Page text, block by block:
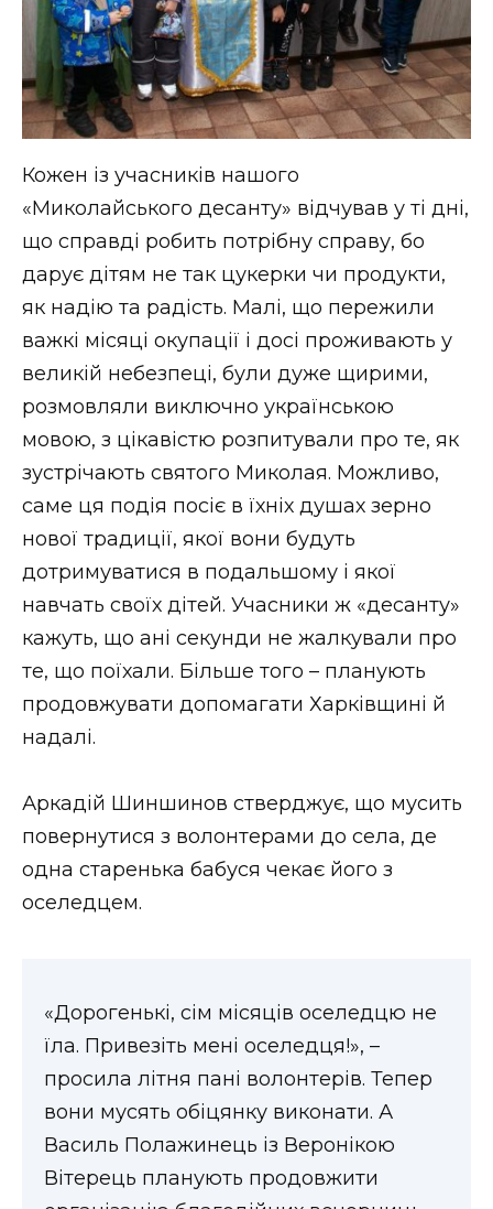
Кожен із учасників нашого
«Миколайського десанту» відчував у ті дні,
що справді робить потрібну справу, бо
дарує дітям не так цукерки чи продукти,
як надію та радість. Малі, що пережили
важкі місяці окупації і досі проживають у
великій небезпеці, були дуже щирими,
розмовляли виключно українською
мовою, з цікавістю розпитували про те, як
зустрічають святого Миколая. Можливо,
саме ця подія посіє в їхніх душах зерно
нової традиції, якої вони будуть
дотримуватися в подальшому і якої
навчать своїх дітей. Учасники ж «десанту»
кажуть, що ані секунди не жалкували про
те, що поїхали. Більше того – планують
продовжувати допомагати Харківщині й
надалі.
Аркадій Шиншинов стверджує, що мусить
повернутися з волонтерами до села, де
одна старенька бабуся чекає його з
оселедцем.
«Дорогенькі, сім місяців оселедцю не
їла. Привезіть мені оселедця!», –
просила літня пані волонтерів. Тепер
вони мусять обіцянку виконати. А
Василь Полажинець із Веронікою
Вітерець планують продовжити